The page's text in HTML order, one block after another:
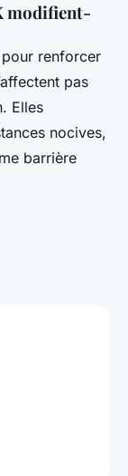
modifient-
pour renforcer
pas
Elles
nocives,
barrière